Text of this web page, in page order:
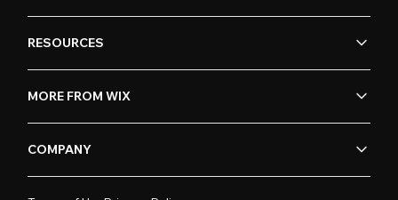
RESOURCES
MORE FROM WIX
COMPANY